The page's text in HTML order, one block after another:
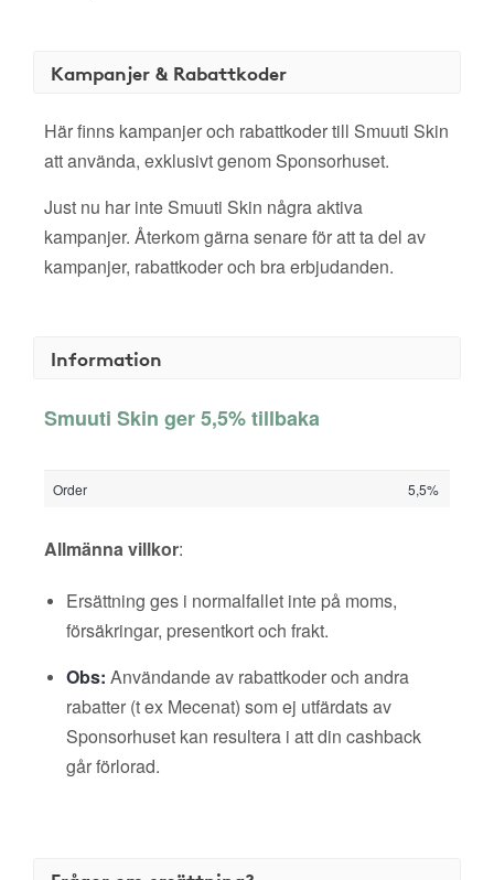
Kampanjer & Rabattkoder
Här finns kampanjer och rabattkoder till Smuuti Skin
att använda, exklusivt genom Sponsorhuset.
Just nu har inte Smuuti Skin några aktiva
kampanjer. Återkom gärna senare för att ta del av
kampanjer, rabattkoder och bra erbjudanden.
Information
Smuuti Skin ger 5,5% tillbaka
Order 5,5%
Allmänna villkor:
Ersättning ges i normalfallet inte på moms,
försäkringar, presentkort och frakt.
Obs: Användande av rabattkoder och andra
rabatter (t ex Mecenat) som ej utfärdats av
Sponsorhuset kan resultera i att din cashback
går förlorad.